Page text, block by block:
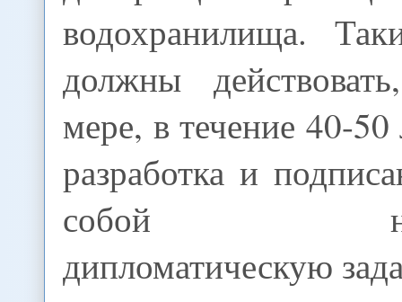
водохранилища.
должны
мере, в течение 40-
разработка и
собой
дипломатическую